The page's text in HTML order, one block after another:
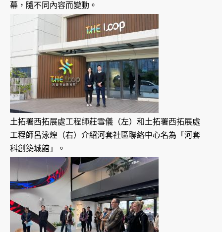
幕，隨不同內容而變動。
土拓署西拓展處工程師莊雪儀（左）和土拓署西拓展處
工程師呂泳煌（右）介紹河套社區聯絡中心名為「河套
科創築城館」。